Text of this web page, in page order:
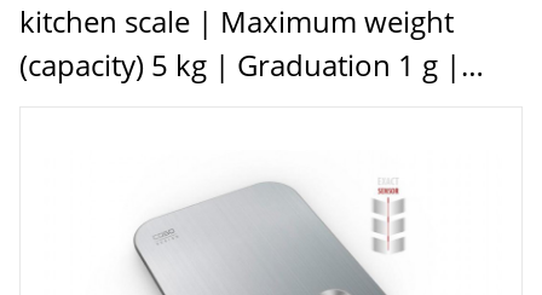
kitchen scale | Maximum weight
(capacity) 5 kg | Graduation 1 g |
Display type Digital | Stainless Steel